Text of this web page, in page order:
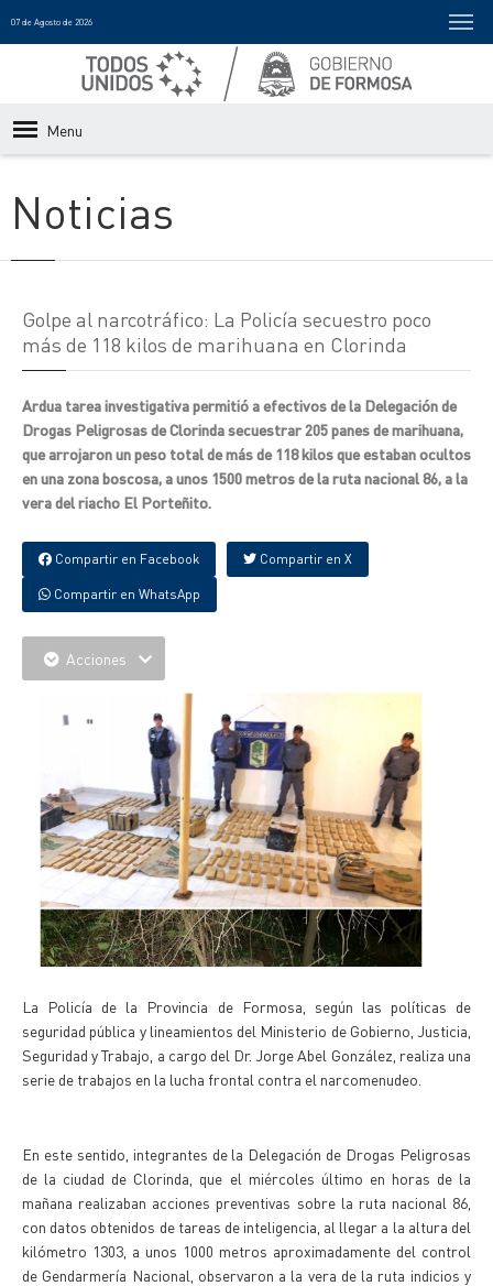
07 de Agosto de 2026
Menu
Noticias
Golpe al narcotráfico: La Policía secuestro poco
más de 118 kilos de marihuana en Clorinda
Ardua tarea investigativa permitió a efectivos de la Delegación de
Drogas Peligrosas de Clorinda secuestrar 205 panes de marihuana,
que arrojaron un peso total de más de 118 kilos que estaban ocultos
en una zona boscosa, a unos 1500 metros de la ruta nacional 86, a la
vera del riacho El Porteñito.
Compartir en Facebook Compartir en X
Compartir en WhatsApp
Acciones
La Policía de la Provincia de Formosa, según las políticas de
seguridad pública y lineamientos del Ministerio de Gobierno, Justicia,
Seguridad y Trabajo, a cargo del Dr. Jorge Abel González, realiza una
serie de trabajos en la lucha frontal contra el narcomenudeo.
En este sentido, integrantes de la Delegación de Drogas Peligrosas
de la ciudad de Clorinda, que el miércoles último en horas de la
mañana realizaban acciones preventivas sobre la ruta nacional 86,
con datos obtenidos de tareas de inteligencia, al llegar a la altura del
kilómetro 1303, a unos 1000 metros aproximadamente del control
de Gendarmería Nacional, observaron a la vera de la ruta indicios y